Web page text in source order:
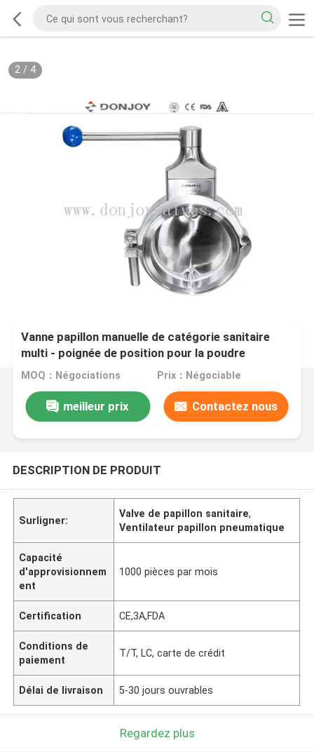
2/ 4
Vanne papillon manuelle de catégorie sanitaire
multi - poignée de position pour la poudre
MOQ：Négociations Prix：Négociable
meilleur prix Contactez nous
DESCRIPTION DE PRODUIT
Surligner:
Valve de papillon sanitaire,
Ventilateur papillon pneumatique
Capacité
d'approvisionnem
ent
1000 pièces par mois
Certification CE,3A,FDA
Conditions de
paiement
T/T, LC, carte de crédit
Délai de livraison 5-30 jours ouvrables
Regardez plus